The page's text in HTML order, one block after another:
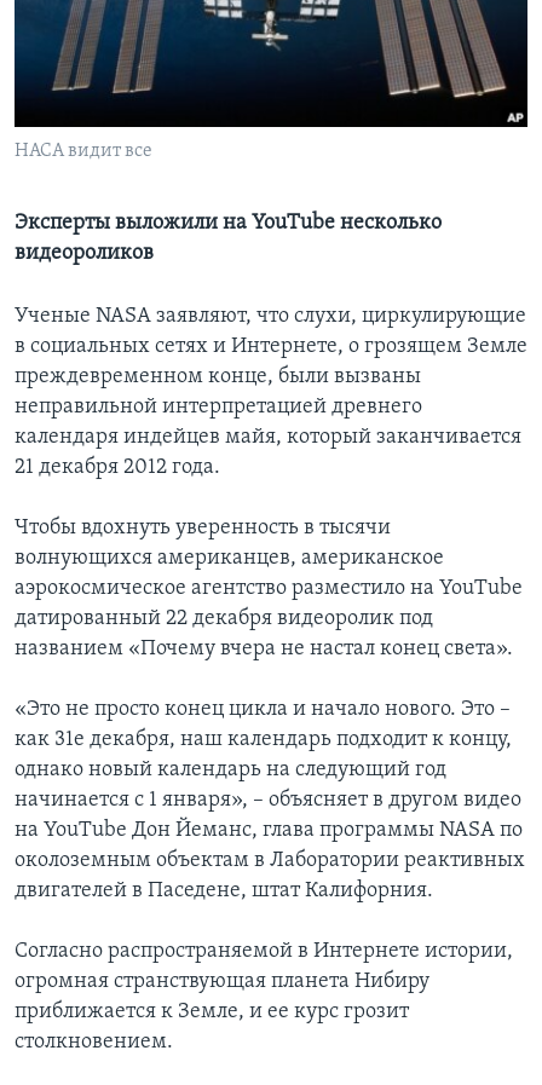
Learning English
Языки
НАСА видит все
Эксперты выложили на YouTube несколько
видеороликов
Ученые NASA заявляют, что слухи, циркулирующие
в социальных сетях и Интернете, о грозящем Земле
преждевременном конце, были вызваны
неправильной интерпретацией древнего
календаря индейцев майя, который заканчивается
21 декабря 2012 года.
Чтобы вдохнуть уверенность в тысячи
волнующихся американцев, американское
аэрокосмическое агентство разместило на YouTube
датированный 22 декабря видеоролик под
названием «Почему вчера не настал конец света».
«Это не просто конец цикла и начало нового. Это –
как 31е декабря, наш календарь подходит к концу,
однако новый календарь на следующий год
начинается с 1 января», – объясняет в другом видео
на YouTube Дон Йеманс, глава программы NASA по
околоземным объектам в Лаборатории реактивных
двигателей в Паседене, штат Калифорния.
Согласно распространяемой в Интернете истории,
огромная странствующая планета Нибиру
приближается к Земле, и ее курс грозит
столкновением.